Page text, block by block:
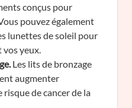
conçus pour
pouvez également
lunettes de soleil pour
vos yeux.
Les lits de bronzage
augmenter
de cancer de la